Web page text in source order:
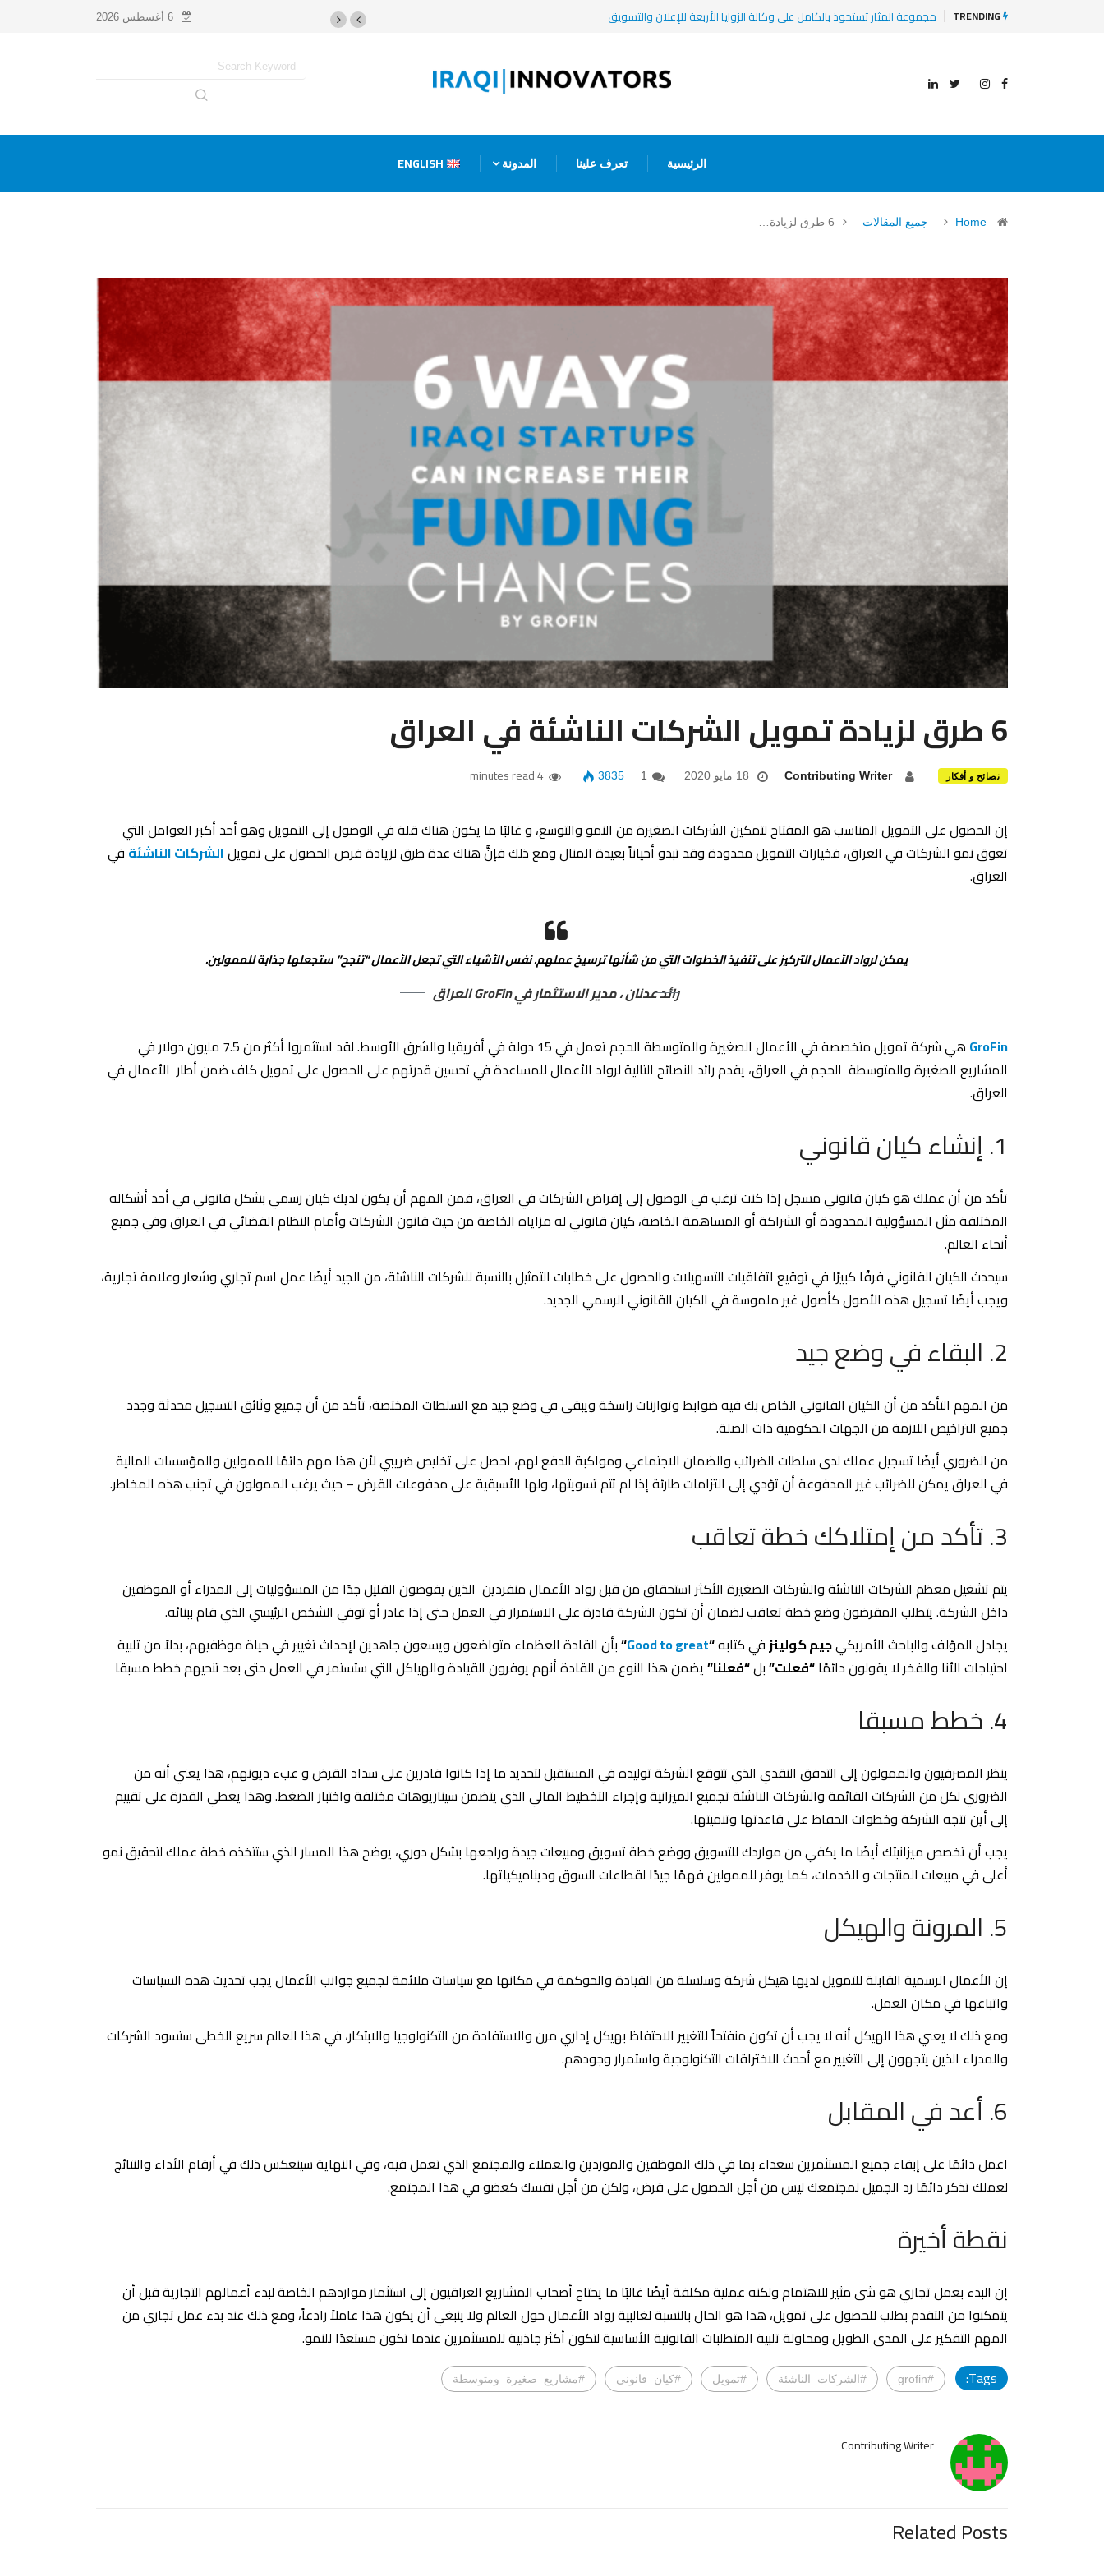
8 مشاريع وشركات ناشئة ومتوسعة عليها الأنظار في 2025
الرئيسية تعرف علينا المدونة ENGLISH
Home جميع المقالات 6 طرق لزيادة…
6 طرق لزيادة تمويل الشركات الناشئة في العراق
نصائح و أفكار Contributing Writer
1
3835
4 minutes read
إن الحصول على التمويل المناسب هو المفتاح لتمكين الشركات الصغيرة من النمو والتوسع، و غالبًا ما يكون هناك قلة في الوصول إلى التمويل وهو أحد أكبر العوامل التي
تعوق نمو الشركات في العراق، فخيارات التمويل محدودة وقد تبدو أحياناً بعيدة المنال ومع ذلك فإنَّ هناك عدة طرق لزيادة فرص الحصول على تمويلالشركات الناشئة في
العراق.
يمكن لرواد الأعمال التركيز على تنفيذ الخطوات التي من شأنها ترسيخ عملهم. نفس الأشياء التي تجعل الأعمال “تنجح” ستجعلها جذابة للممولين.
رائد عدنان ، مدير الاستثمار في GroFin العراق
GroFin
هي شركة تمويل متخصصة في الأعمال الصغيرة والمتوسطة الحجم تعمل في 15 دولة في أفريقيا والشرق الأوسط. لقد استثمروا أكثر من 7.5 مليون دولار في
المشاريع الصغيرة والمتوسطة الحجم في العراق، يقدم رائد النصائح التالية لرواد الأعمال للمساعدة في تحسين قدرتهم على الحصول على تمويل كاف ضمن أطار الأعمال في
العراق.
1. إنشاء كيان قانوني
تأكد من أن عملك هو كيان قانوني مسجل إذا كنت ترغب في الوصول إلى إقراض الشركات في العراق، فمن المهم أن يكون لديك كيان رسمي بشكل قانوني في أحد أشكاله
المختلفة مثل المسؤولية المحدودة أو الشراكة أو المساهمة الخاصة، كيان قانوني له مزاياه الخاصة من حيث قانون الشركات وأمام النظام القضائي في العراق وفي جميع
أنحاء العالم.
سيحدث الكيان القانوني فرقًا كبيرًا في توقيع اتفاقيات التسهيلات والحصول على خطابات التمثيل بالنسبة للشركات الناشئة، من الجيد أيضًا عمل اسم تجاري وشعار وعلامة تجارية،
ويجب أيضًا تسجيل هذه الأصول كأصول غير ملموسة في الكيان القانوني الرسمي الجديد.
2. البقاء في وضع جيد
من المهم التأكد من أن الكيان القانوني الخاص بك فيه ضوابط وتوازنات راسخة ويبقى في وضع جيد مع السلطات المختصة، تأكد من أن جميع وثائق التسجيل محدثة وجدد
جميع التراخيص اللازمة من الجهات الحكومية ذات الصلة.
من الضروري أيضًا تسجيل عملك لدى سلطات الضرائب والضمان الاجتماعي ومواكبة الدفع لهم، احصل على تخليص ضريبي لأن هذا مهم دائمًا للممولين والمؤسسات المالية
في العراق يمكن للضرائب غير المدفوعة أن تؤدي إلى التزامات طارئة إذا لم تتم تسويتها، ولها الأسبقية على مدفوعات القرض – حيث يرغب الممولون في تجنب هذه المخاطر.
3. تأكد من إمتلاكك خطة تعاقب
يتم تشغيل معظم الشركات الناشئة والشركات الصغيرة الأكثر استحقاق من قبل رواد الأعمال منفردين الذين يفوضون القليل جدًا من المسؤوليات إلى المدراء أو الموظفين
داخل الشركة. يتطلب المقرضون وضع خطة تعاقب لضمان أن تكون الشركة قادرة على الاستمرار في العمل حتى إذا غادر أو توفي الشخص الرئيسي الذي قام ببنائه.
يجادل المؤلف والباحث الأمريكيجيم كولينزفي كتابه“
Good to great
“بأن القادة العظماء متواضعون ويسعون جاهدين لإحداث تغيير في حياة موظفيهم، بدلاً من تلبية
احتياجات الأنا والفخر لا يقولون دائمًا“فعلت”بل“فعلنا”يضمن هذا النوع من القادة أنهم يوفرون القيادة والهياكل التي ستستمر في العمل حتى بعد تنحيهم خطط مسبقا
4. خطط مسبقا
ينظر المصرفيون والممولون إلى التدفق النقدي الذي تتوقع الشركة توليده في المستقبل لتحديد ما إذا كانوا قادرين على سداد القرض و عبء ديونهم، هذا يعني أنه من
الضروري لكل من الشركات القائمة والشركات الناشئة تجميع الميزانية وإجراء التخطيط المالي الذي يتضمن سيناريوهات مختلفة واختبار الضغط. وهذا يعطي القدرة على تقييم
إلى أين تتجه الشركة وخطوات الحفاظ على قاعدتها وتنميتها.
يجب أن تخصص ميزانيتك أيضًا ما يكفي من مواردك للتسويق ووضع خطة تسويق ومبيعات جيدة وراجعها بشكل دوري، يوضح هذا المسار الذي ستتخذه خطة عملك لتحقيق نمو
أعلى في مبيعات المنتجات و الخدمات، كما يوفر للممولين فهمًا جيدًا لقطاعات السوق وديناميكياتها.
5. المرونة والهيكل
إن الأعمال الرسمية القابلة للتمويل لديها هيكل شركة وسلسلة من القيادة والحوكمة في مكانها مع سياسات ملائمة لجميع جوانب الأعمال يجب تحديث هذه السياسات
واتباعها في مكان العمل.
ومع ذلك لا يعني هذا الهيكل أنه لا يجب أن تكون منفتحاً للتغيير الاحتفاظ بهيكل إداري مرن والاستفادة من التكنولوجيا والابتكار، في هذا العالم سريع الخطى ستسود الشركات
والمدراء الذين يتجهون إلى التغيير مع أحدث الاختراقات التكنولوجية واستمرار وجودهم.
6. أعد في المقابل
اعمل دائمًا على إبقاء جميع المستثمرين سعداء بما في ذلك الموظفين والموردين والعملاء والمجتمع الذي تعمل فيه، وفي النهاية سينعكس ذلك في أرقام الأداء والنتائج
لعملك تذكر دائمًا رد الجميل لمجتمعك ليس من أجل الحصول على قرض، ولكن من أجل نفسك كعضو في هذا المجتمع.
نقطة أخيرة
إن البدء بعمل تجاري هو شى مثير للاهتمام ولكنه عملية مكلفة أيضًا غالبًا ما يحتاج أصحاب المشاريع العراقيون إلى استثمار مواردهم الخاصة لبدء أعمالهم التجارية قبل أن
يتمكنوا من التقدم بطلب للحصول على تمويل، هذا هو الحال بالنسبة لغالبية رواد الأعمال حول العالم ولا ينبغي أن يكون هذا عاملاً رادعاً، ومع ذلك عند بدء عمل تجاري من
المهم التفكير على المدى الطويل ومحاولة تلبية المتطلبات القانونية الأساسية لتكون أكثر جاذبية للمستثمرين عندما تكون مستعدًا للنمو.
Tags:
#grofin #الشركات_الناشئة #تمويل #كيان_قانوني #مشاريع_صغيرة_ومتوسطة
Contributing Writer
Related Posts